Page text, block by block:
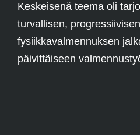
Keskeisenä teema oli
turvallisen,
fysiikkavalmennuksen
päivittäiseen